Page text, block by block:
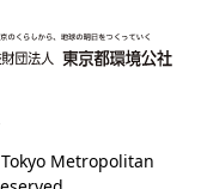
Metropolitan